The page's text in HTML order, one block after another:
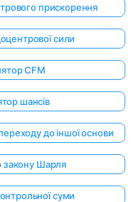
прискорення
сили
CFM
шансів
до іншої основи
закону Шарля
суми